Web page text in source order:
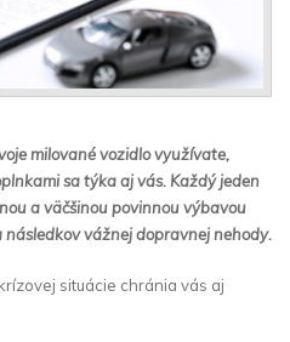
milované vozidlo využívate,
sa týka aj vás. Každý jeden
a väčšinou povinnou výbavou
vážnej dopravnej nehody.
situácie chránia vás aj